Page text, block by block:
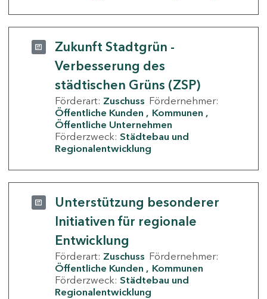
Zukunft Stadtgrün -
Verbesserung des
städtischen Grüns (ZSP)
Förderart: Zuschuss Fördernehmer:
Öffentliche Kunden
Kommunen
Öffentliche Unternehmen
Förderzweck: Städtebau und
Regionalentwicklung
Unterstützung besonderer
Initiativen für regionale
Entwicklung
Förderart: Zuschuss Fördernehmer:
Öffentliche Kunden
Kommunen
Förderzweck: Städtebau und
Regionalentwicklung